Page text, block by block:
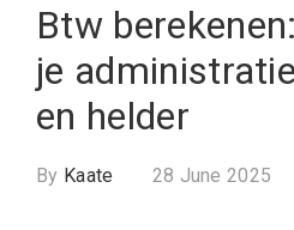
Btw
je
en helder
By Kaate 28 June 2025